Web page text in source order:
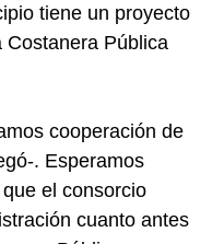
tiene un proyecto
Costanera Pública
cooperación de
. Esperamos
el consorcio
cuanto antes